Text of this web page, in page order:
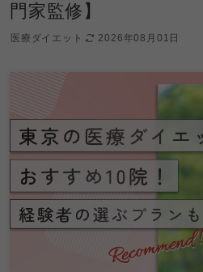
門家監修】
医療ダイエット 2026年08月01日